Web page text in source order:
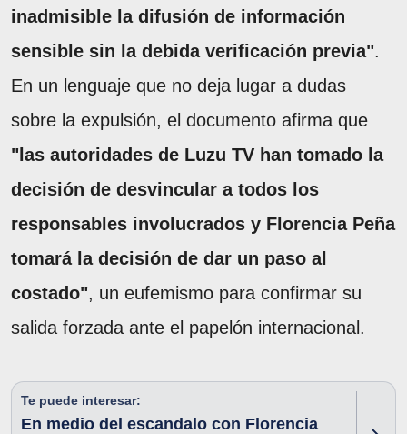
inadmisible la difusión de información
sensible sin la debida verificación previa".
En un lenguaje que no deja lugar a dudas
sobre la expulsión, el documento afirma que
"las autoridades de Luzu TV han tomado la
decisión de desvincular a todos los
responsables involucrados y Florencia Peña
tomará la decisión de dar un paso al
costado", un eufemismo para confirmar su
salida forzada ante el papelón internacional.
Te puede interesar:
En medio del escandalo con Florencia